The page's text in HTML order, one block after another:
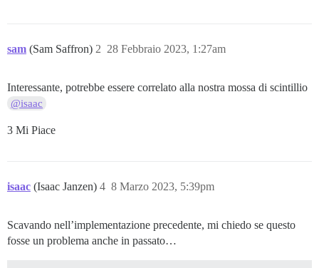
sam (Sam Saffron) 28 Febbraio 2023, 1:27am
2
Interessante, potrebbe essere correlato alla nostra mossa di scintillio
@isaac
3 Mi Piace
isaac (Isaac Janzen) 8 Marzo 2023, 5:39pm
4
Scavando nell’implementazione precedente, mi chiedo se questo
fosse un problema anche in passato…